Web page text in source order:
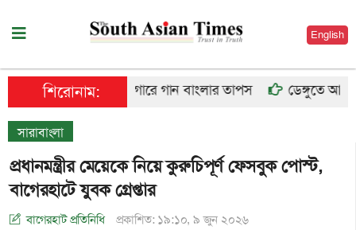
English
শিরোনাম:কারাগারে গান বাংলার তাপস ডেঙ্গুতে আরও ৬
সারাবাংলা
প্রধানমন্ত্রীর মেয়েকে নিয়ে কুরুচিপূর্ণ ফেসবুক পোস্ট,
বাগেরহাটে যুবক গ্রেপ্তার
বাগেরহাট প্রতিনিধি প্রকাশিত: ১৯:১০, ৯ জুন ২০২৬